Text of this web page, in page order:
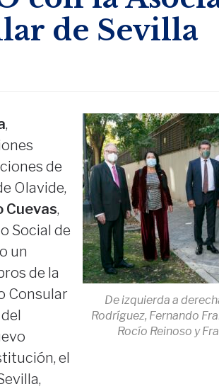
de Sevilla
De izquierda a
Rodríguez, Fernando
Rocío Reinoso y
,
de
Olavide,
Cuevas,
Social de
un
de la
Consular
el